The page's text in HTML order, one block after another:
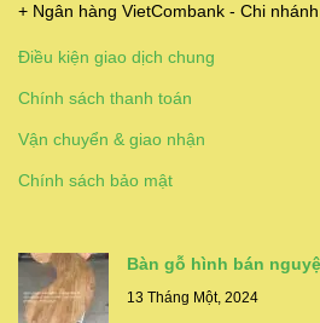
+ Ngân hàng VietCombank - Chi
Điều kiện giao dịch chung
Chính sách thanh toán
Vận chuyển & giao nhận
Chính sách bảo mật
Bàn gỗ hình bán
13 Tháng Một, 2024